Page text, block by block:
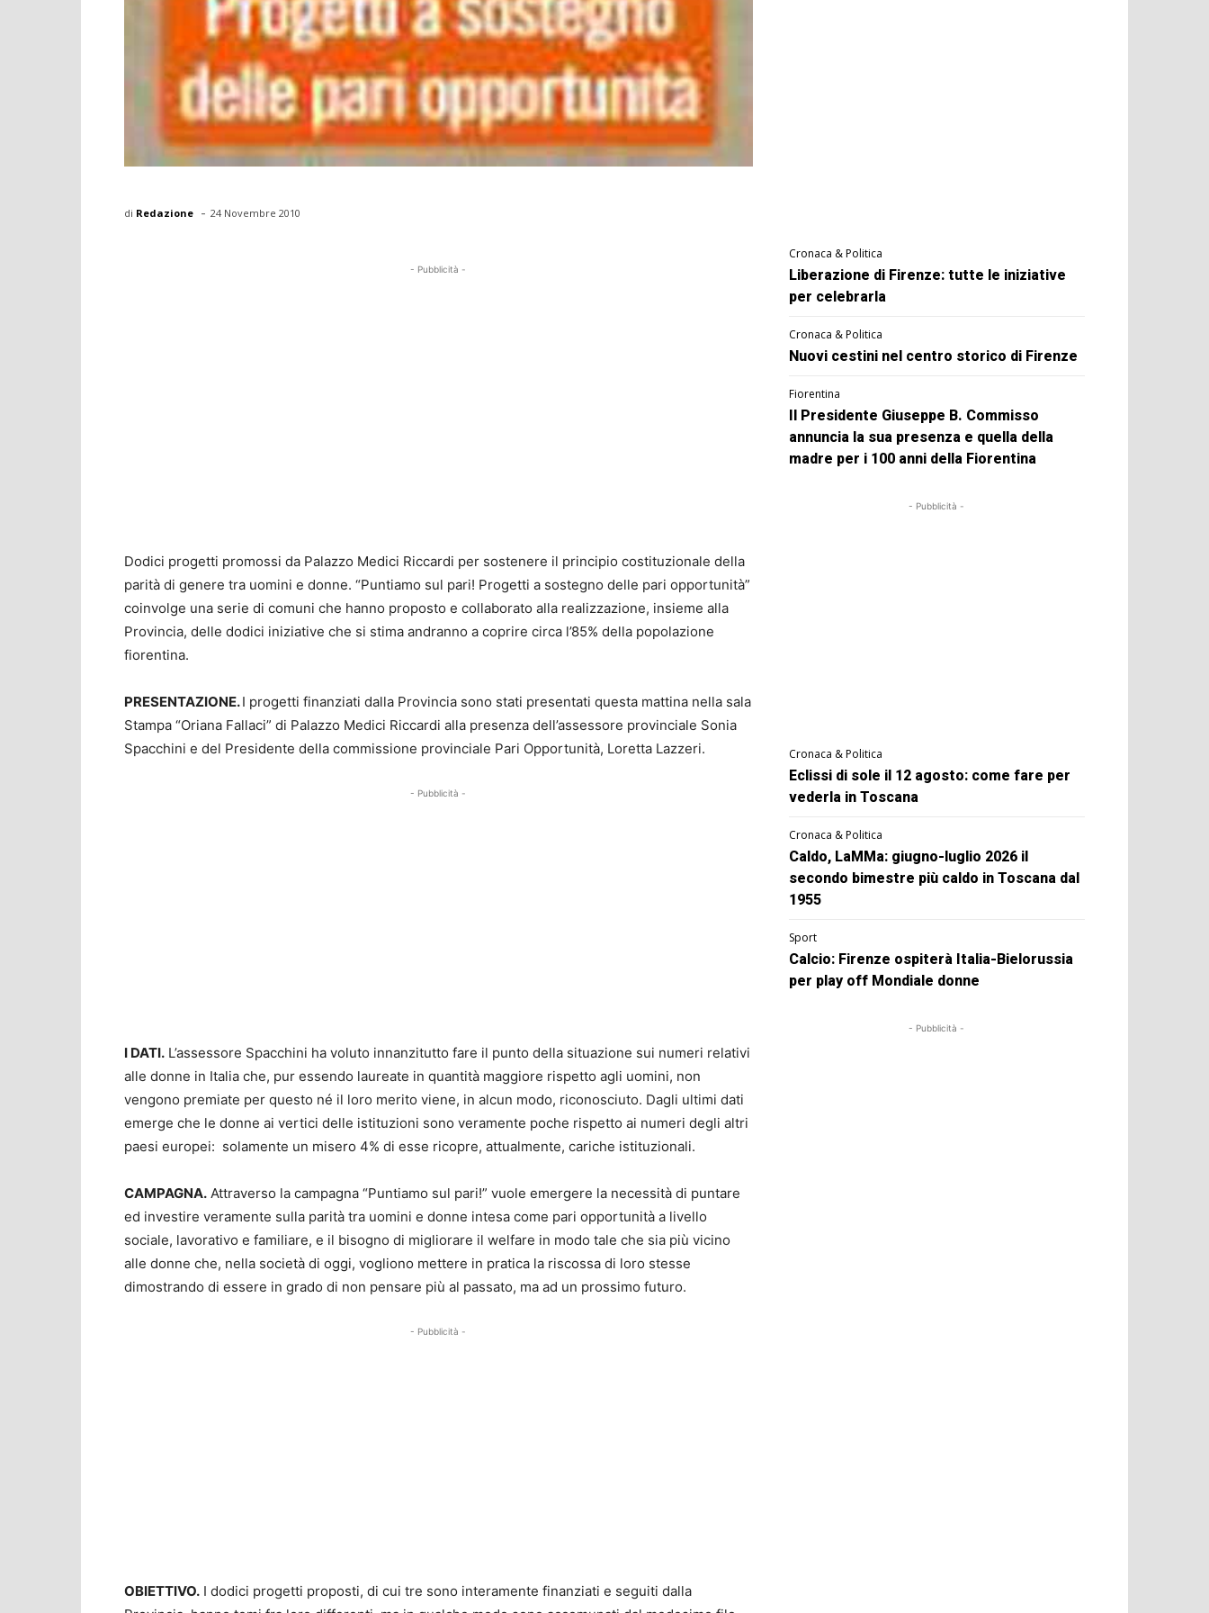
di Redazione - 24 Novembre 2010
- Pubblicità -
Dodici progetti promossi da Palazzo Medici Riccardi per sostenere il principio costituzionale della
parità di genere tra uomini e donne. “Puntiamo sul pari! Progetti a sostegno delle pari opportunità”
coinvolge una serie di comuni che hanno proposto e collaborato alla realizzazione, insieme alla
Provincia, delle dodici iniziative che si stima andranno a coprire circa l’85% della popolazione
fiorentina.
PRESENTAZIONE.I progetti finanziati dalla Provincia sono stati presentati questa mattina nella sala
Stampa “Oriana Fallaci” di Palazzo Medici Riccardi alla presenza dell’assessore provinciale Sonia
Spacchini e del Presidente della commissione provinciale Pari Opportunità, Loretta Lazzeri.
- Pubblicità -
I DATI. L’assessore Spacchini ha voluto innanzitutto fare il punto della situazione sui numeri relativi
alle donne in Italia che, pur essendo laureate in quantità maggiore rispetto agli uomini, non
vengono premiate per questo né il loro merito viene, in alcun modo, riconosciuto. Dagli ultimi dati
emerge che le donne ai vertici delle istituzioni sono veramente poche rispetto ai numeri degli altri
paesi europei: solamente un misero 4% di esse ricopre, attualmente, cariche istituzionali.
CAMPAGNA. Attraverso la campagna “Puntiamo sul pari!” vuole emergere la necessità di puntare
ed investire veramente sulla parità tra uomini e donne intesa come pari opportunità a livello
sociale, lavorativo e familiare, e il bisogno di migliorare il welfare in modo tale che sia più vicino
alle donne che, nella società di oggi, vogliono mettere in pratica la riscossa di loro stesse
dimostrando di essere in grado di non pensare più al passato, ma ad un prossimo futuro.
- Pubblicità -
OBIETTIVO. I dodici progetti proposti, di cui tre sono interamente finanziati e seguiti dalla
Cronaca & Politica
Liberazione di Firenze: tutte le iniziative
per celebrarla
Cronaca & Politica
Nuovi cestini nel centro storico di Firenze
Fiorentina
Il Presidente Giuseppe B. Commisso
annuncia la sua presenza e quella della
madre per i 100 anni della Fiorentina
- Pubblicità -
Cronaca & Politica
Eclissi di sole il 12 agosto: come fare per
vederla in Toscana
Cronaca & Politica
Caldo, LaMMa: giugno-luglio 2026 il
secondo bimestre più caldo in Toscana dal
1955
Sport
Calcio: Firenze ospiterà Italia-Bielorussia
per play off Mondiale donne
- Pubblicità -